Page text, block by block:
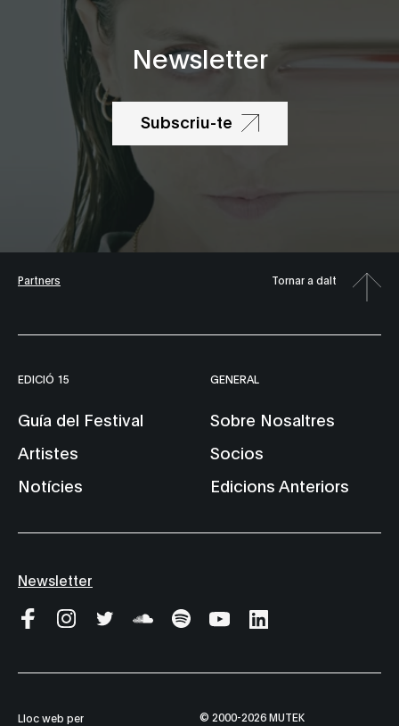
Newsletter
Subscriu-te
Partners Tornar a dalt
EDICIÓ 15
Guía del Festival
Artistes
Notícies
GENERAL
Sobre Nosaltres
Socios
Edicions Anteriors
Newsletter
Lloc web per
© 2000-2026 MUTEK